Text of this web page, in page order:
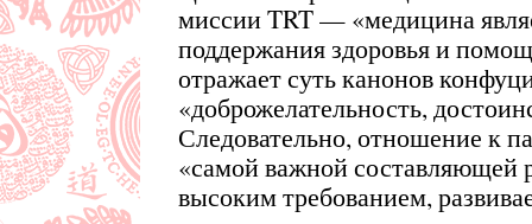
миссии TRT — «медицина
поддержания здоровья и
отражает суть канонов
«доброжелательность,
Следовательно, отношение к
«самой важной составляющей
высоким требованием,